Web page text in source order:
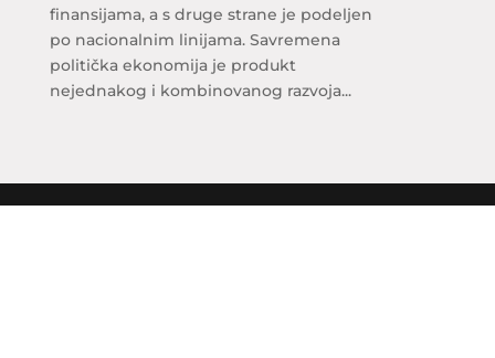
finansijama, a s druge strane je podeljen
po nacionalnim linijama. Savremena
politička ekonomija je produkt
nejednakog i kombinovanog razvoja...